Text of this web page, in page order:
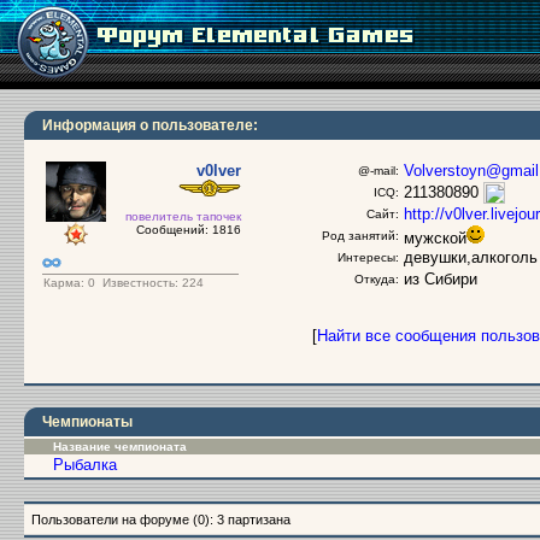
Информация о пользователе:
v0lver
повелитель тапочек
Сообщений: 1816
Карма: 0 Известность: 224
@-mail:
ICQ: 211380890
Сайт: http://
Род занятий: мужской
Интересы:
Откуда: из Сибири
[Найти все сообщения
Чемпионаты
Название чемпионата
Рыбалка
Пользователи на форуме (0): 3 партизана